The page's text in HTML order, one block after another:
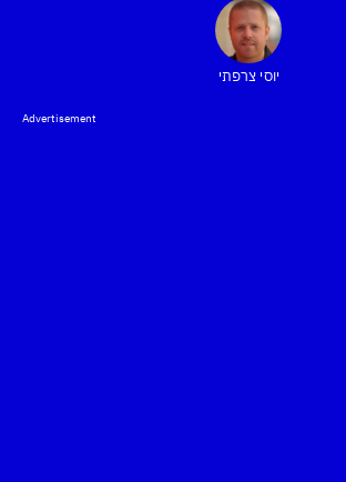
יוסי צרפתי
Advertisement